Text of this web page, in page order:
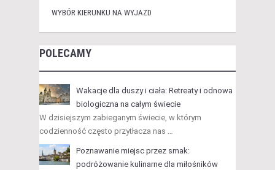
WYBÓR KIERUNKU NA WYJAZD
POLECAMY
Wakacje dla duszy i ciała: Retreaty i odnowa
biologiczna na całym świecie
W dzisiejszym zabieganym świecie, w którym
codzienność często przytłacza nas …
Poznawanie miejsc przez smak:
podróżowanie kulinarne dla miłośników